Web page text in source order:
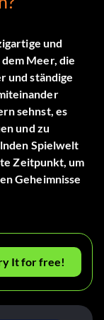
und
Meer, die
und ständige
sehnst, es
und zu
Spielwelt
Zeitpunkt, um
Geheimnisse
It for free!